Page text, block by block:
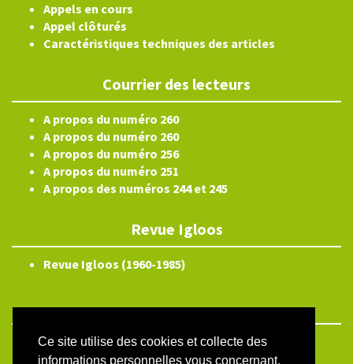
Ce site utilise des cookies et collecte des
informations personnelles vous concernant.
Appels en cours
Appel clôturés
Caractéristiques techniques des articles
Courrier des lecteurs
A propos du numéro 260
A propos du numéro 260
A propos du numéro 256
A propos du numéro 251
A propos des numéros 244 et 245
Revue Igloos
Revue Igloos (1960-1985)
ISSN électronique 2804-3359